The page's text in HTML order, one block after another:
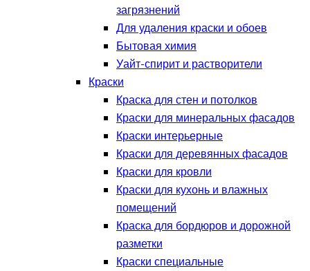
загрязнений
Для удаления краски и обоев
Бытовая химия
Уайт-спирит и растворители
Краски
Краска для стен и потолков
Краски для минеральных фасадов
Краски интерьерные
Краски для деревянных фасадов
Краски для кровли
Краски для кухонь и влажных
помещений
Краска для бордюров и дорожной
разметки
Краски специальные